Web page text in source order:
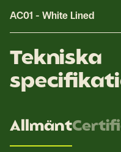
AC01 - White Lined
Tekniska
Allmänt